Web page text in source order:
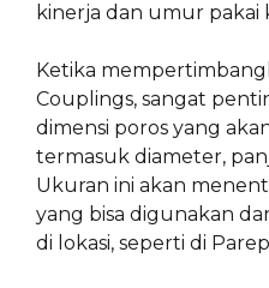
kinerja dan umur pakai
Ketika
Couplings, sangat
dimensi poros yang
termasuk diameter,
Ukuran ini akan
yang bisa digunakan
di lokasi, seperti di